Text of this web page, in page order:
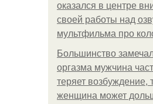
оказался в центре
своей работы над
мультфильма про
Большинство
оргазма мужчина
теряет возбуждение,
женщина может